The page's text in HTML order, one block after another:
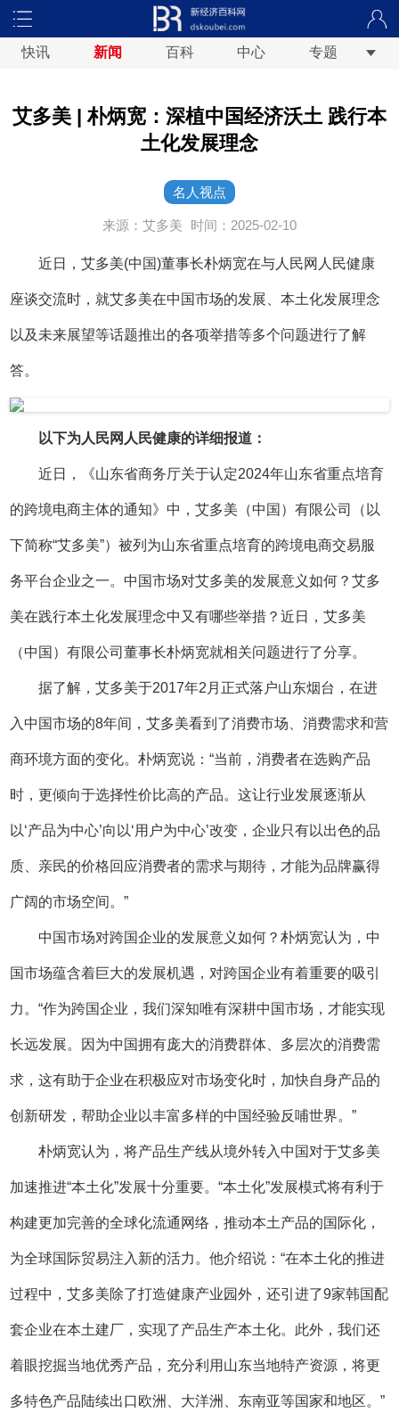
快讯 新闻 百科 中心 专题
艾多美 | 朴炳宽：深植中国经济沃土 践行本
土化发展理念
名人视点
来源：艾多美 时间：2025-02-10
近日，艾多美(中国)董事长朴炳宽在与人民网人民健康
座谈交流时，就艾多美在中国市场的发展、本土化发展理念
以及未来展望等话题推出的各项举措等多个问题进行了解
答。
以下为人民网人民健康的详细报道：
近日，《山东省商务厅关于认定2024年山东省重点培育
的跨境电商主体的通知》中，艾多美（中国）有限公司（以
下简称“艾多美”）被列为山东省重点培育的跨境电商交易服
务平台企业之一。中国市场对艾多美的发展意义如何？艾多
美在践行本土化发展理念中又有哪些举措？近日，艾多美
（中国）有限公司董事长朴炳宽就相关问题进行了分享。
据了解，艾多美于2017年2月正式落户山东烟台，在进
入中国市场的8年间，艾多美看到了消费市场、消费需求和营
商环境方面的变化。朴炳宽说：“当前，消费者在选购产品
时，更倾向于选择性价比高的产品。这让行业发展逐渐从
以‘产品为中心’向以‘用户为中心’改变，企业只有以出色的品
质、亲民的价格回应消费者的需求与期待，才能为品牌赢得
广阔的市场空间。”
中国市场对跨国企业的发展意义如何？朴炳宽认为，中
国市场蕴含着巨大的发展机遇，对跨国企业有着重要的吸引
力。“作为跨国企业，我们深知唯有深耕中国市场，才能实现
长远发展。因为中国拥有庞大的消费群体、多层次的消费需
求，这有助于企业在积极应对市场变化时，加快自身产品的
创新研发，帮助企业以丰富多样的中国经验反哺世界。”
朴炳宽认为，将产品生产线从境外转入中国对于艾多美
加速推进“本土化”发展十分重要。“本土化”发展模式将有利于
构建更加完善的全球化流通网络，推动本土产品的国际化，
为全球国际贸易注入新的活力。他介绍说：“在本土化的推进
过程中，艾多美除了打造健康产业园外，还引进了9家韩国配
套企业在本土建厂，实现了产品生产本土化。此外，我们还
着眼挖掘当地优秀产品，充分利用山东当地特产资源，将更
多特色产品陆续出口欧洲、大洋洲、东南亚等国家和地区。”